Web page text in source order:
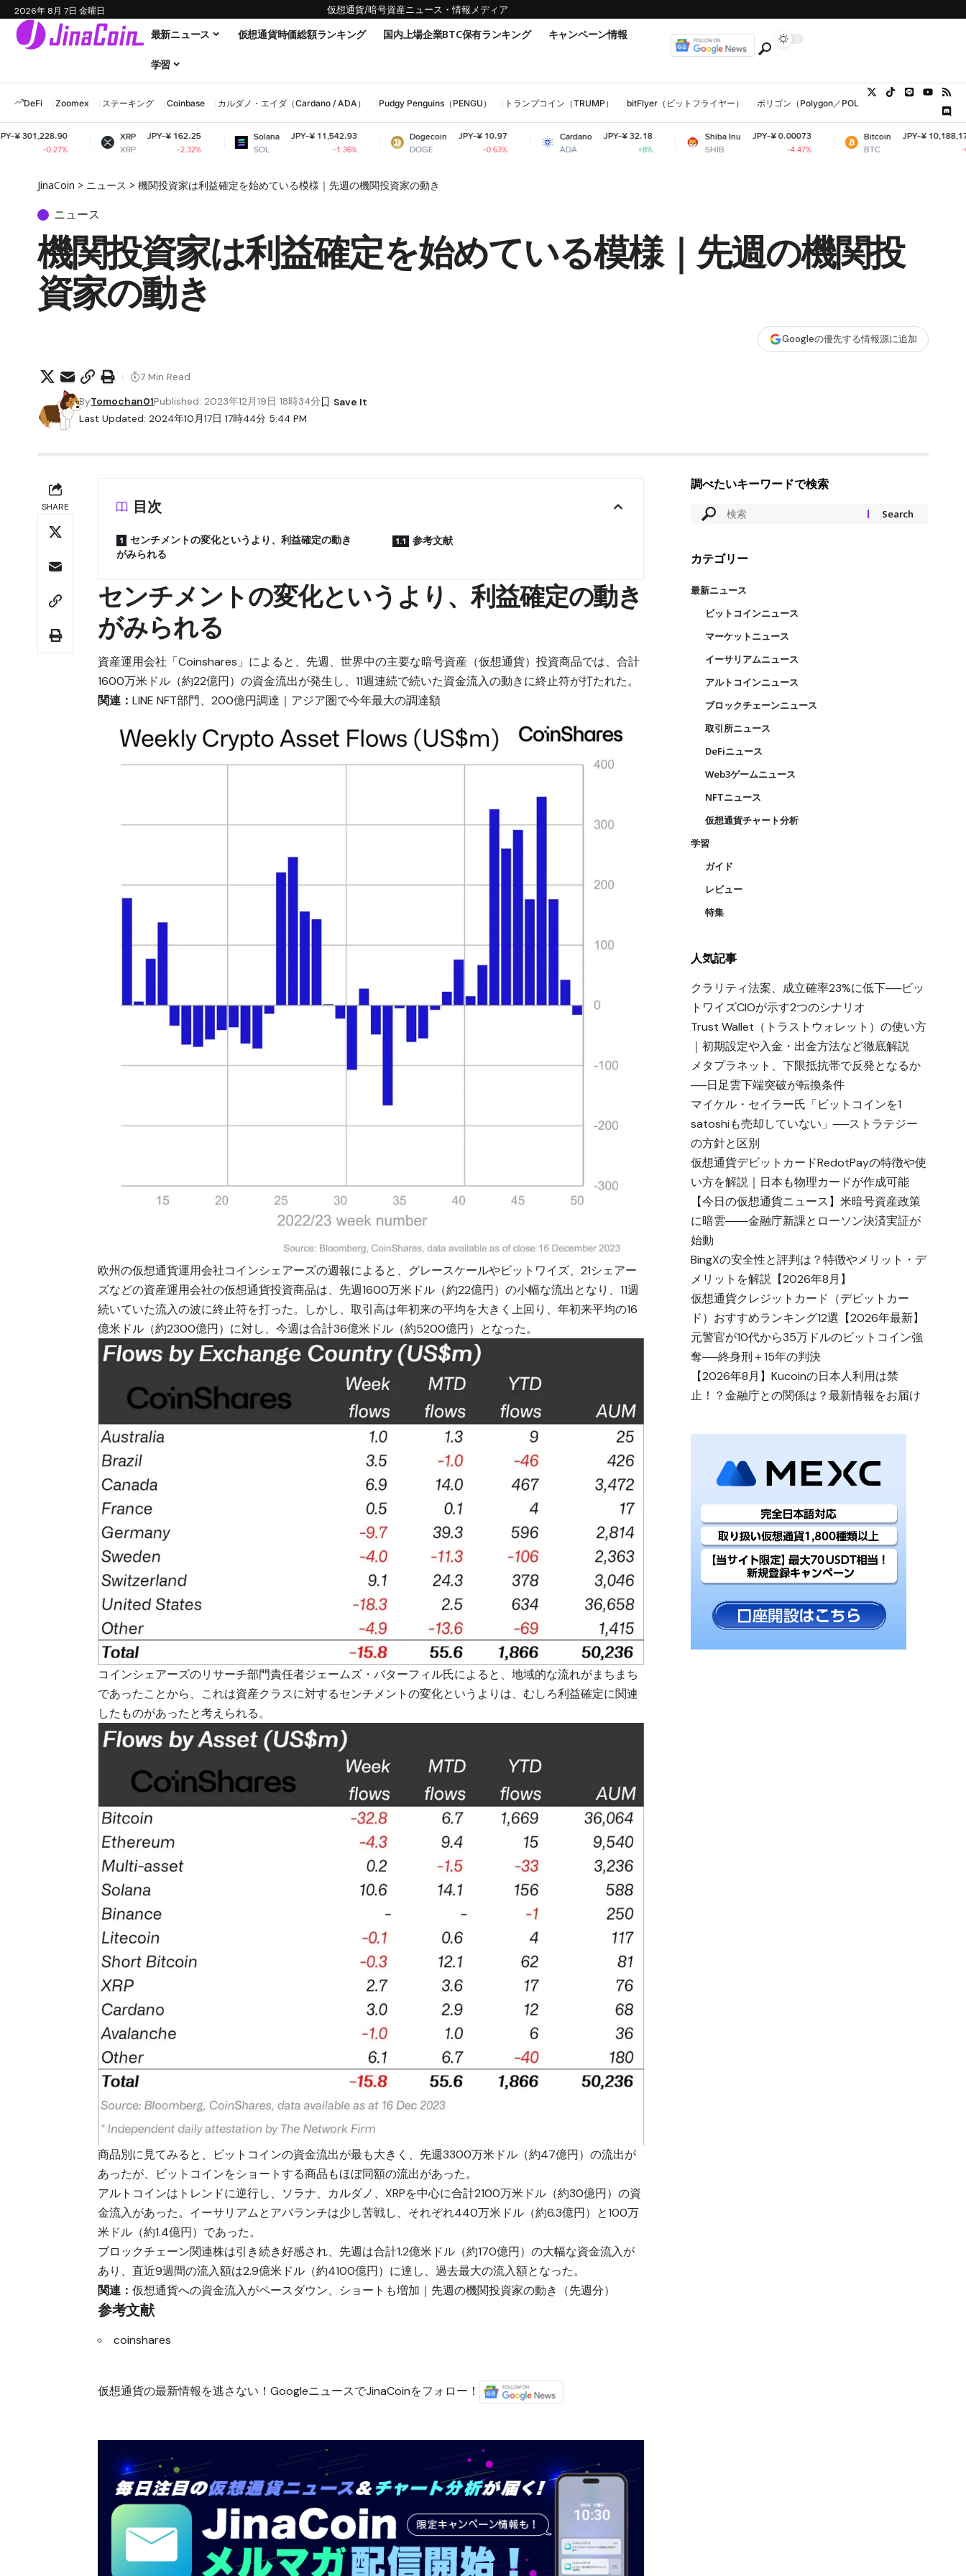
2026年 8月 7日 金曜日 仮想通貨/暗号資産ニュース・情報メディア
最新ニュース 仮想通貨時価総額ランキング 国内上場企業BTC保有ランキング キャンペーン情報
学習
DeFi Zoomex ステーキング Coinbase カルダノ・エイダ（Cardano / ADA） Pudgy Penguins（PENGU） トランプコイン（TRUMP） bitFlyer（ビットフライヤー） ポリゴン（Polygon／POL、MATIC）
XRP
XRP
JPY-¥ 162.25
-2.32%
Solana
SOL
JPY-¥ 11,542.93
Dogecoin
DOGE
JPY-¥ 10.97
-0.63%
Cardano
ADA
JPY-¥ 32.18
Shiba Inu
SHIB
JPY-¥ 0.00073
Bitcoin
BTC
JPY-¥ 10,188,178.84
JinaCoin > ニュース > 機関投資家は利益確定を始めている模様｜先週の機関投資家の動き
ニュース
機関投資家は利益確定を始めている模様｜先週の機関投
資家の動き
Googleの優先する情報源に追加
Last Updated: 2024年10月17日 17時44分 5:44 PM
ByTomochan01Published: 2023年12月19日 18時34分
7 Min Read
SHARE 目次
センチメントの変化というより、利益確定の動き
がみられる
参考文献
センチメントの変化というより、利益確定の動き
がみられる
資産運用会社「Coinshares」によると、先週、世界中の主要な暗号資産（仮想通貨）投資商品では、合計
1600万米ドル（約22億円）の資金流出が発生し、11週連続で続いた資金流入の動きに終止符が打たれた。
関連：LINE NFT部門、200億円調達｜アジア圏で今年最大の調達額
欧州の仮想通貨運用会社コインシェアーズの週報によると、グレースケールやビットワイズ、21シェアー
ズなどの資産運用会社の仮想通貨投資商品は、先週1600万米ドル（約22億円）の小幅な流出となり、11週
続いていた流入の波に終止符を打った。しかし、取引高は年初来の平均を大きく上回り、年初来平均の16
億米ドル（約2300億円）に対し、今週は合計36億米ドル（約5200億円）となった。
コインシェアーズのリサーチ部門責任者ジェームズ・バターフィル氏によると、地域的な流れがまちまち
であったことから、これは資産クラスに対するセンチメントの変化というよりは、むしろ利益確定に関連
したものがあったと考えられる。
商品別に見てみると、ビットコインの資金流出が最も大きく、先週3300万米ドル（約47億円）の流出が
あったが、ビットコインをショートする商品もほぼ同額の流出があった。
アルトコインはトレンドに逆行し、ソラナ、カルダノ、XRPを中心に合計2100万米ドル（約30億円）の資
金流入があった。イーサリアムとアバランチは少し苦戦し、それぞれ440万米ドル（約6.3億円）と100万
米ドル（約1.4億円）であった。
ブロックチェーン関連株は引き続き好感され、先週は合計1.2億米ドル（約170億円）の大幅な資金流入が
あり、直近9週間の流入額は2.9億米ドル（約4100億円）に達し、過去最大の流入額となった。
関連：仮想通貨への資金流入がペースダウン、ショートも増加｜先週の機関投資家の動き（先週分）
参考文献
coinshares
仮想通貨の最新情報を逃さない！GoogleニュースでJinaCoinをフォロー！
調べたいキーワードで検索
カテゴリー
最新ニュース
ビットコインニュース
マーケットニュース
イーサリアムニュース
アルトコインニュース
ブロックチェーンニュース
取引所ニュース
DeFiニュース
Web3ゲームニュース
NFTニュース
仮想通貨チャート分析
学習
ガイド
レビュー
特集
人気記事
クラリティ法案、成立確率23%に低下──ビッ
トワイズCIOが示す2つのシナリオ
Trust Wallet（トラストウォレット）の使い方
｜初期設定や入金・出金方法など徹底解説
メタプラネット、下限抵抗帯で反発となるか
──日足雲下端突破が転換条件
マイケル・セイラー氏「ビットコインを1
satoshiも売却していない」──ストラテジー
の方針と区別
仮想通貨デビットカードRedotPayの特徴や使
い方を解説｜日本も物理カードが作成可能
【今日の仮想通貨ニュース】米暗号資産政策
に暗雲――金融庁新課とローソン決済実証が
始動
BingXの安全性と評判は？特徴やメリット・デ
メリットを解説【2026年8月】
仮想通貨クレジットカード（デビットカー
ド）おすすめランキング12選【2026年最新】
元警官が10代から35万ドルのビットコイン強
奪──終身刑＋15年の判決
【2026年8月】Kucoinの日本人利用は禁
止！？金融庁との関係は？最新情報をお届け